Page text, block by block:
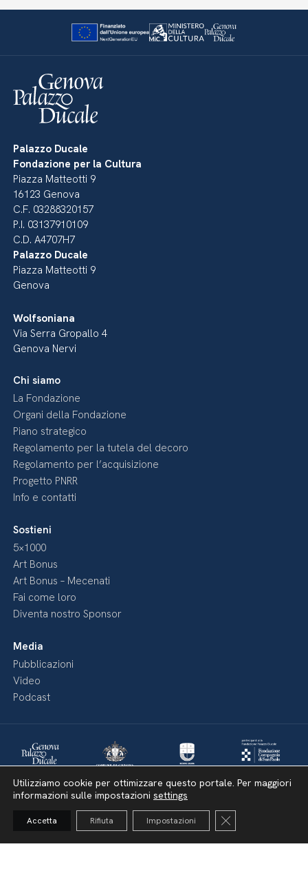
Palazzo Ducale
Fondazione per la Cultura
Piazza Matteotti 9
16123 Genova
C.F. 03288320157
P.I. 03137910109
C.D. A4707H7
Palazzo Ducale
Piazza Matteotti 9
Genova
Wolfsoniana
Via Serra Gropallo 4
Genova Nervi
Chi siamo
La Fondazione
Organi della Fondazione
Piano strategico
Regolamento per la tutela del decoro
Regolamento per l’acquisizione
Progetto PNRR
Info e contatti
Sostieni
5×1000
Art Bonus
Art Bonus – Mecenati
Fai come loro
Diventa nostro Sponsor
Media
Pubblicazioni
Video
Podcast
Utilizziamo cookie per ottimizzare questo portale. Per maggiori
informazioni sulle impostazioni settings
Accetta Rifiuta Impostazioni Close GDPR